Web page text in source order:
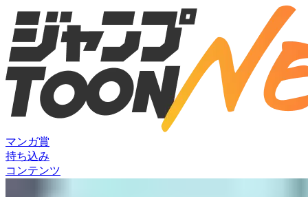
マンガ賞
持ち込み
コンテンツ